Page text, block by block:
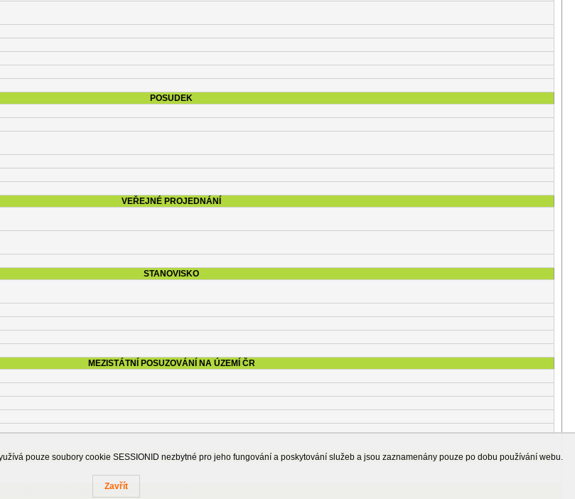
POSUDEK
VEŘEJNÉ PROJEDNÁNÍ
STANOVISKO
MEZISTÁTNÍ POSUZOVÁNÍ NA ÚZEMÍ ČR
OSTATNÍ INFORMACE
Česká informační agentura životního prostředí
pouze soubory cookie SESSIONID nezbytné pro jeho fungování a poskytování služeb a jsou zaznamenány pouze po dobu používání webu.
Zavřít